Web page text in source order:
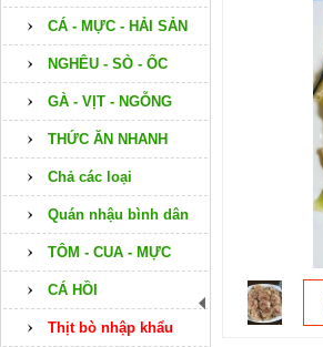
CÁ - MỰC - HẢI SẢN
NGHÊU - SÒ - ỐC
GÀ - VỊT - NGỖNG
THỨC ĂN NHANH
Chả các loại
Quán nhậu bình dân
TÔM - CUA - MỰC
CÁ HỒI
Thịt bò nhập khẩu